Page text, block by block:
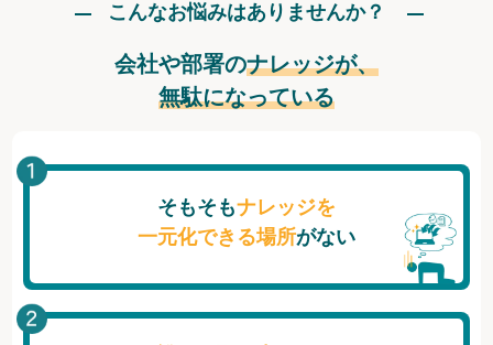
こんなお悩みはありませんか？
会社や部署のナレッジが、
無駄になっている
そもそもナレッジを
一元化できる場所がない